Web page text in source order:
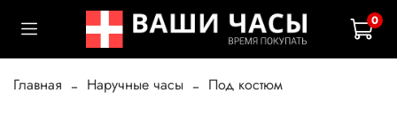
0
Главная Наручные часы Под костюм